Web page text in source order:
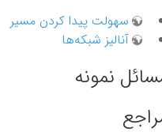
سهولت پیدا کردن مسیر
آنالیز شبکه‌ها
نمونه